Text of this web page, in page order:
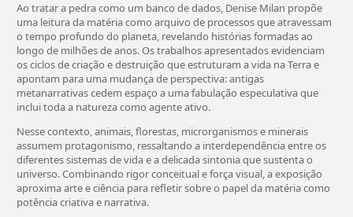
Ao tratar a pedra como um banco de dados, Denise Milan propõe
uma leitura da matéria como arquivo de processos que atravessam
o tempo profundo do planeta, revelando histórias formadas ao
longo de milhões de anos. Os trabalhos apresentados evidenciam
os ciclos de criação e destruição que estruturam a vida na Terra e
apontam para uma mudança de perspectiva: antigas
metanarrativas cedem espaço a uma fabulação especulativa que
inclui toda a natureza como agente ativo.
Nesse contexto, animais, florestas, microrganismos e minerais
assumem protagonismo, ressaltando a interdependência entre os
diferentes sistemas de vida e a delicada sintonia que sustenta o
universo. Combinando rigor conceitual e força visual, a exposição
aproxima arte e ciência para refletir sobre o papel da matéria como
potência criativa e narrativa.